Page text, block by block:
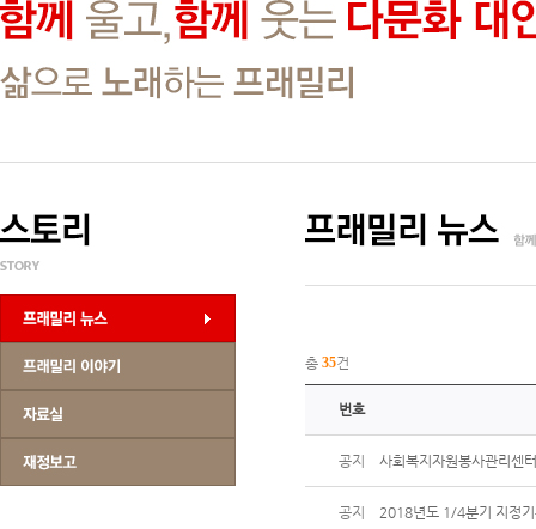
총 35건
번호
공지 사회복지자원봉사관리센
공지 2018년도 1/4분기 지정